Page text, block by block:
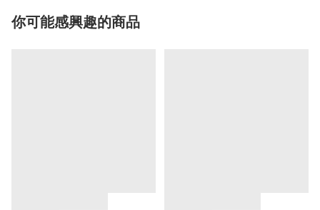
你可能感興趣的商品